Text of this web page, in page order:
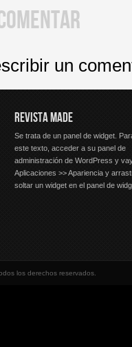
un
REVISTA MADE
Se trata de un panel de widget.
este texto, acceder a su panel de
administración de WordPress y
Aplicaciones >> Apariencia y
soltar un widget en el panel de
los derechos reservados.